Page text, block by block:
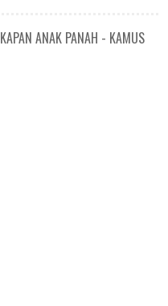
ANAK PANAH - KAMUS